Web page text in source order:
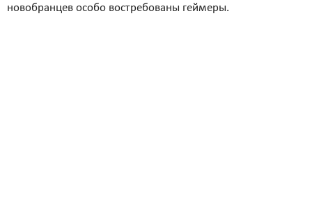
новобранцев особо востребованы геймеры.